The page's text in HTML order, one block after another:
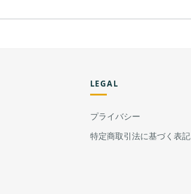
LEGAL
プライバシー
特定商取引法に基づく表記